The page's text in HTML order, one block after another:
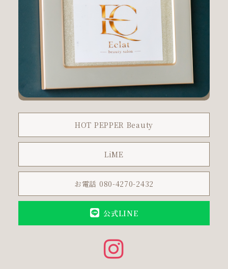
HOT PEPPER Beauty
LiME
お電話 080-4270-2432
公式LINE